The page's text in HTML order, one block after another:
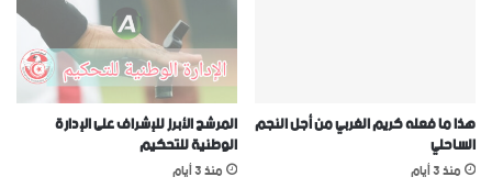
هذا ما فعله كريم الغربي من أجل النجم
الساحلي
منذ 3 أيام
المرشح الأبرز للإشراف على الإدارة
الوطنية للتحكيم
منذ 3 أيام